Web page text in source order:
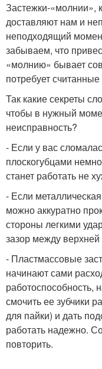
Застежки-«молнии»,
доставляют нам и
неподходящий
забываем, что
«молнию» бывает
потребует
Так какие секреты
чтобы в нужный
неисправность?
- Если у вас
плоскогубцами
станет работать не
- Если
можно аккуратно
стороны легкими
зазор между
- Пластмассовые
начинают сами
работоспособность,
смочить ее зубчики
для пайки) и дать
работать надежно.
повторить.